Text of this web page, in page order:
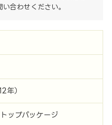
合わせください。
年）
ップパッケージ